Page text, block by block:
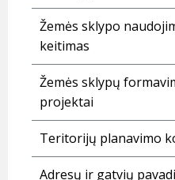
Žemės sklypo
keitimas
Žemės sklypų
projektai
Teritorijų planavimo
Adresų ir gatvių